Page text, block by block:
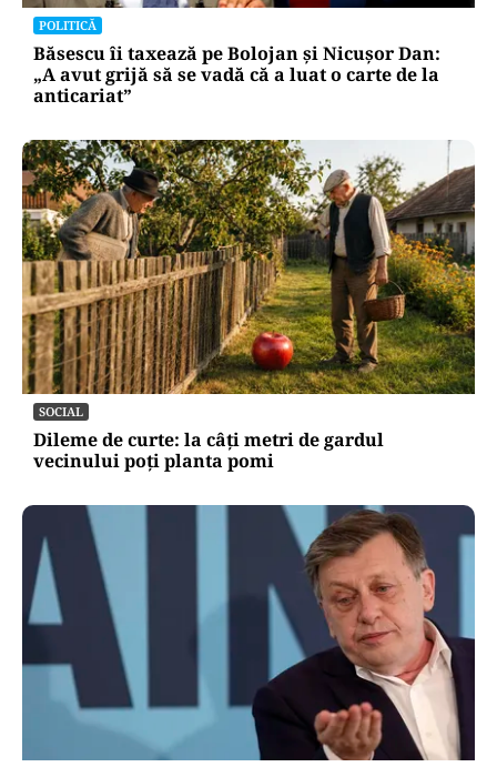
POLITICĂ
Băsescu îi taxează pe Bolojan și Nicușor Dan:
„A avut grijă să se vadă că a luat o carte de la
anticariat”
SOCIAL
Dileme de curte: la câți metri de gardul
vecinului poți planta pomi